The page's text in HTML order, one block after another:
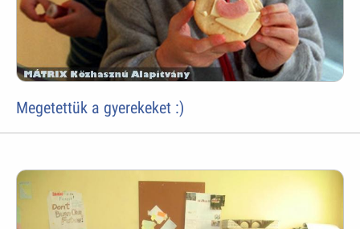
Megetettük a gyerekeket :)